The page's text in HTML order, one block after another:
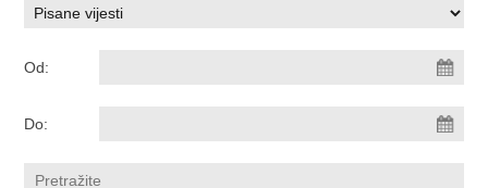
Od:
Do: